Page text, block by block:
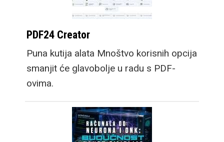
PDF24 Creator
Puna kutija alata Mnoštvo korisnih opcija
smanjit će glavobolje u radu s PDF-
ovima.